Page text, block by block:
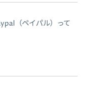
（ペイパル）って